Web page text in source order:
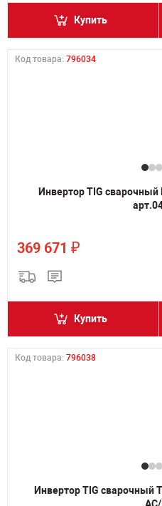
Купить
Код товара: 796034
Инвертор TIG сварочный
369 671 ₽
Купить
Код товара: 796038
Инвертор TIG сварочный